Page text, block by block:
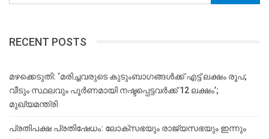
RECENT POSTS
മഴക്കെടുതി: ‘മരിച്ചവരുടെ കുടുംബാഗങ്ങൾക്ക് എട്ട് ലക്ഷം രൂപ;
വീടും സ്ഥലവും പൂർണമായി നഷ്ടപ്പെട്ടവർക്ക് 12 ലക്ഷം’;
മുഖ്യമന്ത്രി
പ്രതിപക്ഷ പ്രതിഷേധം: ലോക്സഭയും രാജ്യസഭയും ഇന്നും